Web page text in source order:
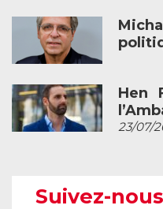
Hen
23/07/
Suivez-nous